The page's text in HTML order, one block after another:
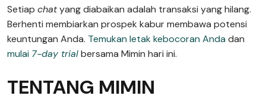
Setiap chatyang diabaikan adalah transaksi yang hilang.
Berhenti membiarkan prospek kabur membawa potensi
keuntungan Anda. Temukan letak kebocoran Anda dan
mulai 7-day trialbersama Mimin hari ini.
TENTANG MIMIN